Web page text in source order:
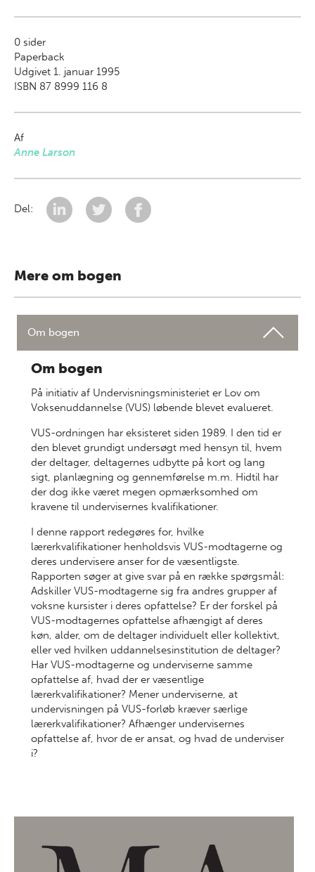
0 sider
Paperback
Udgivet 1. januar 1995
ISBN 87 8999 116 8
Af
Anne Larson
Del:
Mere om bogen
Om bogen
Om bogen
På initiativ af Undervisningsministeriet er Lov om
Voksenuddannelse (VUS) løbende blevet evalueret.
VUS-ordningen har eksisteret siden 1989. I den tid er
den blevet grundigt undersøgt med hensyn til, hvem
der deltager, deltagernes udbytte på kort og lang
sigt, planlægning og gennemførelse m.m. Hidtil har
der dog ikke været megen opmærksomhed om
kravene til undervisernes kvalifikationer.
I denne rapport redegøres for, hvilke
lærerkvalifikationer henholdsvis VUS-modtagerne og
deres undervisere anser for de væsentligste.
Rapporten søger at give svar på en række spørgsmål:
Adskiller VUS-modtagerne sig fra andres grupper af
voksne kursister i deres opfattelse? Er der forskel på
VUS-modtagernes opfattelse afhængigt af deres
køn, alder, om de deltager individuelt eller kollektivt,
eller ved hvilken uddannelsesinstitution de deltager?
Har VUS-modtagerne og underviserne samme
opfattelse af, hvad der er væsentlige
lærerkvalifikationer? Mener underviserne, at
undervisningen på VUS-forløb kræver særlige
lærerkvalifikationer? Afhænger undervisernes
opfattelse af, hvor de er ansat, og hvad de underviser
i?